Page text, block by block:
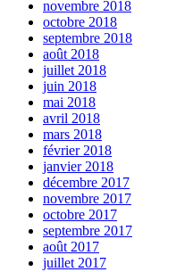
novembre 2018
octobre 2018
septembre 2018
août 2018
juillet 2018
juin 2018
mai 2018
avril 2018
mars 2018
février 2018
janvier 2018
décembre 2017
novembre 2017
octobre 2017
septembre 2017
août 2017
juillet 2017